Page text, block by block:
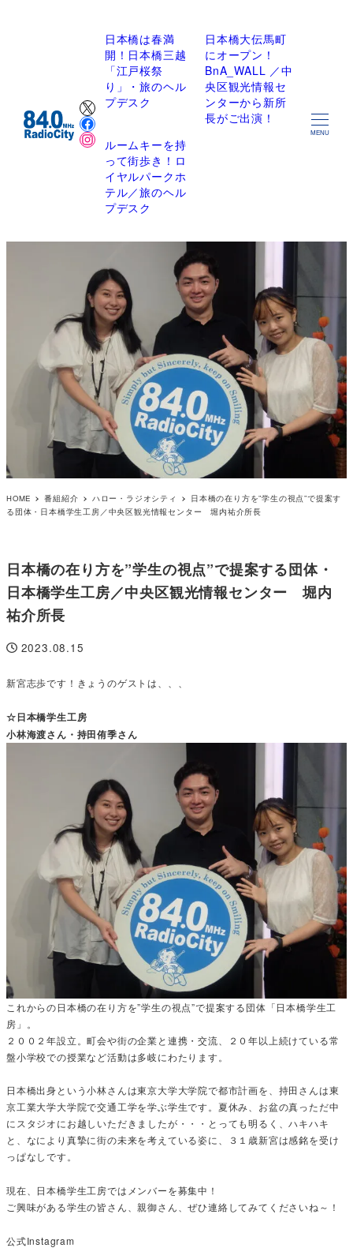
X
Facebook
Instagram
日本橋は春満
開！日本橋三越
「江戸桜祭
り」・旅のヘル
プデスク
日本橋大伝馬町
にオープン！
BnA_WALL ／中
央区観光情報セ
ンターから新所
長がご出演！
ルームキーを持
って街歩き！ロ
イヤルパークホ
テル／旅のヘル
プデスク
MENU
HOME 番組紹介 ハロー・ラジオシティ
日本橋の在り方を”学生の視点”で提案す
る団体・日本橋学生工房／中央区観光情報センター 堀内祐介所長
日本橋の在り方を”学生の視点”で提案する団体・
日本橋学生工房／中央区観光情報センター 堀内
祐介所長
投稿日
2023.08.15
新宮志歩です！きょうのゲストは、、、
☆日本橋学生工房
小林海渡さん・持田侑季さん
これからの日本橋の在り方を”学生の視点”で提案する団体「日本橋学生工
房」。
２００２年設立。町会や街の企業と連携・交流、２０年以上続けている常
盤小学校での授業など活動は多岐にわたります。
日本橋出身という小林さんは東京大学大学院で都市計画を、持田さんは東
京工業大学大学院で交通工学を学ぶ学生です。夏休み、お盆の真っただ中
にスタジオにお越しいただきましたが・・・とっても明るく、ハキハキ
と、なにより真摯に街の未来を考えている姿に、３１歳新宮は感銘を受け
っぱなしです。
現在、日本橋学生工房ではメンバーを募集中！
ご興味がある学生の皆さん、親御さん、ぜひ連絡してみてくださいね～！
公式Instagram